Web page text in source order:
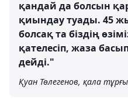
қандай да болсын
қиындау туады. 45
болсақ та біздің
қателесіп, жаза
дейді."
Қуан Төлегенов, қала